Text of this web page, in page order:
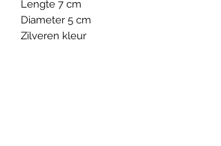
Lengte 7 cm
Diameter 5 cm
Zilveren kleur